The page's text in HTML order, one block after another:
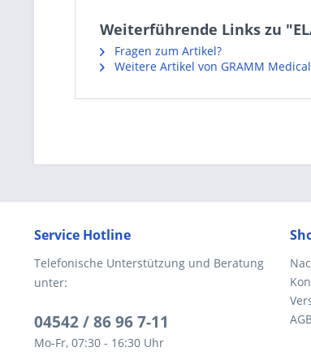
Weiterführende Links zu
Fragen zum Artikel?
Weitere Artikel von GRAMM Medical
Service Hotline
Telefonische Unterstützung und Beratung
unter:
04542 / 86 96 7-11
Mo-Fr, 07:30 - 16:30 Uhr